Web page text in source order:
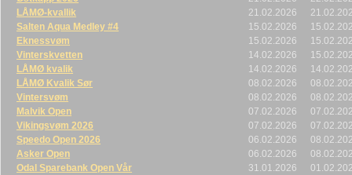
LÅMØ-kvallik
21.02.2026
Salten Aqua Medley #4
15.02.2026
Eknessvøm
15.02.2026
Vinterskvetten
14.02.2026
LÅMØ kvalik
14.02.2026
LÅMØ Kvalik Sør
08.02.2026
Vintersvøm
08.02.2026
Malvik Open
07.02.2026
Vikingsvøm 2026
07.02.2026
Speedo Open 2026
06.02.2026
Asker Open
06.02.2026
Odal Sparebank Open Vår
31.01.2026